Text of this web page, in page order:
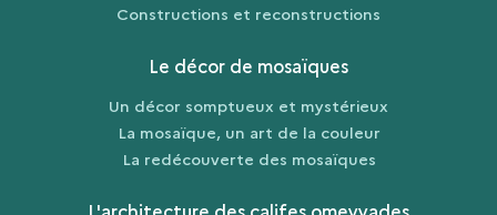
Constructions et reconstructions
Le décor de mosaïques
Un décor somptueux et mystérieux
La mosaïque, un art de la couleur
La redécouverte des mosaïques